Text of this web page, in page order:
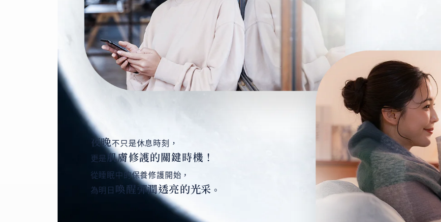
夜晚不只是休息時刻，
更是肌膚修護的關鍵時機！
從睡眠中的保養修護開始，
為明日 喚醒彈潤透亮的光采 。